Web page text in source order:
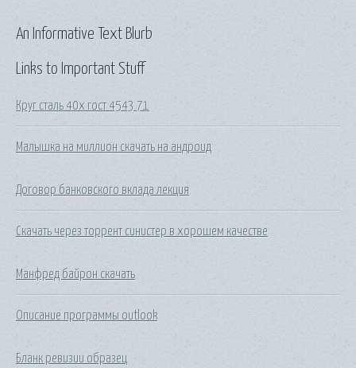
Links to Important Stuff
Круг сталь 40х гост 4543 71
Малышка на миллион скачать на андроид
Договор банковского вклада лекция
Скачать через торрент синистер в хорошем качестве
Манфред байрон скачать
Описание программы outlook
Бланк ревизии образец
An Informative Text Blurb